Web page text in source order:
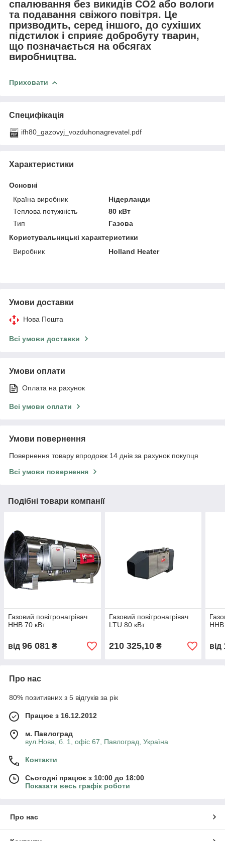
спалювання без викидів CO2 або вологи
та подавання свіжого повітря. Це
призводить, серед іншого, до сухіших
підстилок і сприяє добробуту тварин,
що позначається на обсягах
виробництва.
Приховати
Специфікація
ifh80_gazovyj_vozduhonagrevatel.pdf
Характеристики
Основні
Країна виробник
Нідерланди
Теплова потужність
80 кВт
Тип
Газова
Користувальницькі характеристики
Виробник
Holland Heater
Умови доставки
Нова Пошта
Всі умови доставки
Умови оплати
Оплата на рахунок
Всі умови оплати
Умови повернення
Повернення товару впродовж 14 днів за рахунок покупця
Всі умови повернення
Подібні товари компанії
Газовий повітронагрівач
HHB 70 кВт
від 96 081 ₴
Газовий повітронагрівач
LTU 80 кВт
210 325,10₴ від
Про нас
80% позитивних з 5 відгуків за рік
Працює з 16.12.2012
м. Павлоград
вул.Нова, б. 1, офіс 67, Павлоград, Україна
Контакти
Сьогодні працює з 10:00 до 18:00
Показати весь графік роботи
Про нас